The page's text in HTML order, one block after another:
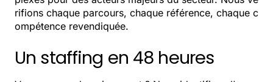
rifions chaque parcours, chaque référence, chaque c
ompétence revendiquée.
Un staffing en 48 heures